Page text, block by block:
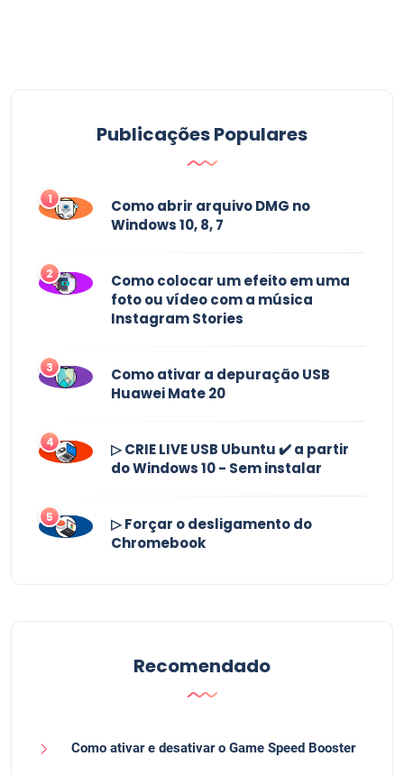
Publicações Populares
1
Como abrir arquivo DMG no
Windows 10, 8, 7
2
Como colocar um efeito em uma
foto ou vídeo com a música
Instagram Stories
3
Como ativar a depuração USB
Huawei Mate 20
4
▷ CRIE LIVE USB Ubuntu ✔️ a partir
do Windows 10 - Sem instalar
5
▷ Forçar o desligamento do
Chromebook
Recomendado
Como ativar e desativar o Game Speed ​​Booster